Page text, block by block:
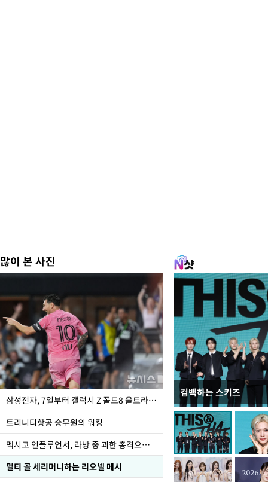
많이 본 사진
삼성전자, 7일부터 갤럭시 Z 폴드8 울트라·폴드8·플립8 출시
트리니티항공 승무원의 워킹
멕시코 인플루언서, 라방 중 괴한 총격으로 사망
멀티 골 세리머니하는 리오넬 메시
컴백하는 스키즈
입추 하루 앞둔 전남
폭염